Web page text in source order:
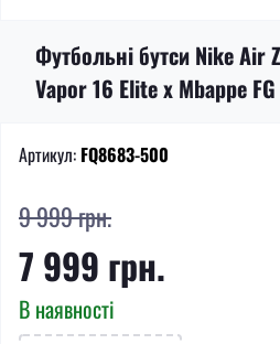
Футбольні бутси Nike Air
Vapor 16 Elite x Mbappe
Артикул: FQ8683-500
9 999 грн.
7 999 грн.
В наявності